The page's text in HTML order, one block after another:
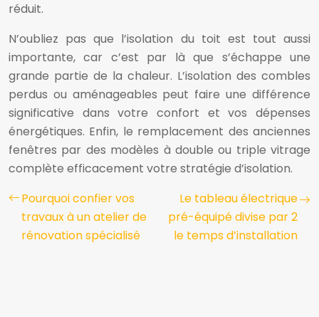
réduit.
N’oubliez pas que l’isolation du toit est tout aussi
importante, car c’est par là que s’échappe une
grande partie de la chaleur. L’isolation des combles
perdus ou aménageables peut faire une différence
significative dans votre confort et vos dépenses
énergétiques. Enfin, le remplacement des anciennes
fenêtres par des modèles à double ou triple vitrage
complète efficacement votre stratégie d’isolation.
Pourquoi confier vos
travaux à un atelier de
rénovation spécialisé
Le tableau électrique
pré-équipé divise par 2
le temps d’installation